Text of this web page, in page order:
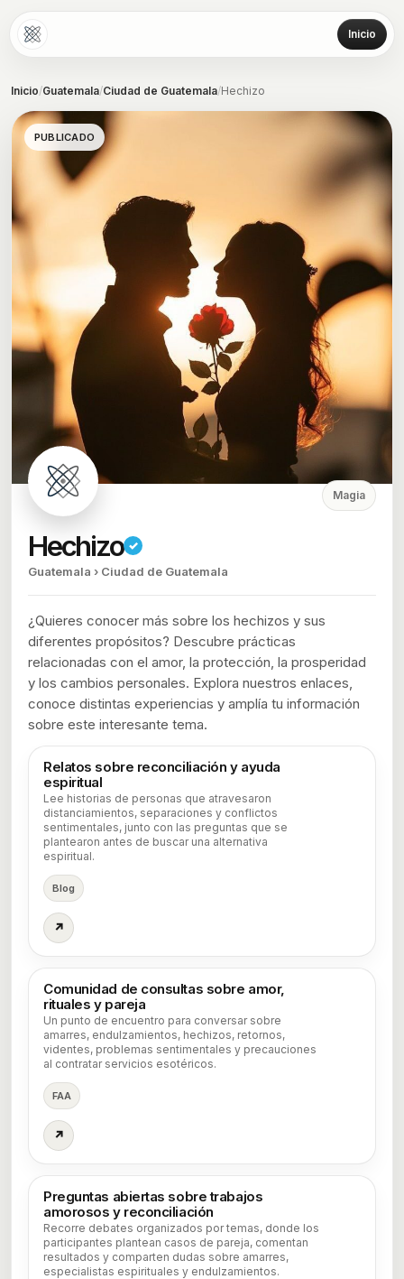
Inicio
Inicio/Guatemala/Ciudad de Guatemala/Hechizo
PUBLICADO
Magia
Hechizo ✓
Guatemala › Ciudad de Guatemala
¿Quieres conocer más sobre los hechizos y sus
diferentes propósitos? Descubre prácticas
relacionadas con el amor, la protección, la prosperidad
y los cambios personales. Explora nuestros enlaces,
conoce distintas experiencias y amplía tu información
sobre este interesante tema.
Relatos sobre reconciliación y ayuda
espiritual
Lee historias de personas que atravesaron
distanciamientos, separaciones y conflictos
sentimentales, junto con las preguntas que se
plantearon antes de buscar una alternativa
espiritual.
Blog
↗
Comunidad de consultas sobre amor,
rituales y pareja
Un punto de encuentro para conversar sobre
amarres, endulzamientos, hechizos, retornos,
videntes, problemas sentimentales y precauciones
al contratar servicios esotéricos.
FAA
↗
Preguntas abiertas sobre trabajos
amorosos y reconciliación
Recorre debates organizados por temas, donde los
participantes plantean casos de pareja, comentan
resultados y comparten dudas sobre amarres,
especialistas espirituales y endulzamientos.